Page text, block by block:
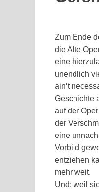
Zum Ende
die Alte
eine
unendlich
ain‘t
Geschichte
auf der
der
eine
Vorbild
entziehen
mehr weit.
Und: weil